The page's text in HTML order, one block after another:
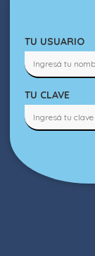
TU USUARIO
TU CLAVE